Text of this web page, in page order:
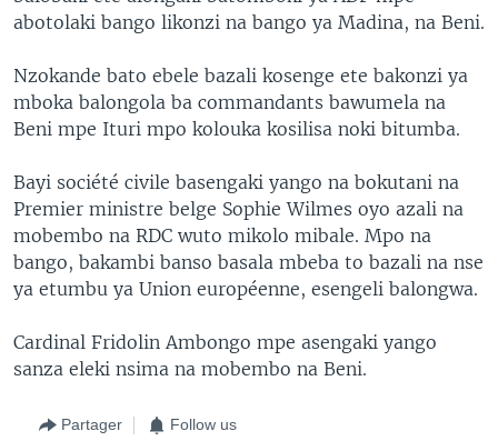
abotolaki bango likonzi na bango ya Madina, na Beni.
Nzokande bato ebele bazali kosenge ete bakonzi ya
mboka balongola ba commandants bawumela na
Beni mpe Ituri mpo kolouka kosilisa noki bitumba.
Bayi société civile basengaki yango na bokutani na
Premier ministre belge Sophie Wilmes oyo azali na
mobembo na RDC wuto mikolo mibale. Mpo na
bango, bakambi banso basala mbeba to bazali na nse
ya etumbu ya Union européenne, esengeli balongwa.
Cardinal Fridolin Ambongo mpe asengaki yango
sanza eleki nsima na mobembo na Beni.
Partager Follow us